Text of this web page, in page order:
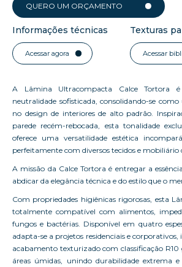
QUERO UM ORÇAMENTO
Informações técnicas
Acessar agora
Texturas
Acessar
A Lâmina Ultracompacta Calce Tortora
neutralidade sofisticada, consolidando-se
no design de interiores de alto padrão.
parede recém-rebocada, esta tonalidade
oferece uma versatilidade estética
perfeitamente com diversos tecidos e mobiliário
A missão da Calce Tortora é entregar a
abdicar da elegância técnica e do estilo que o
Com propriedades higiênicas rigorosas, esta
totalmente compatível com alimentos,
fungos e bactérias. Disponível em quatro
adapta-se a projetos residenciais e
acabamento texturizado com classificação
áreas úmidas, unindo durabilidade extrema